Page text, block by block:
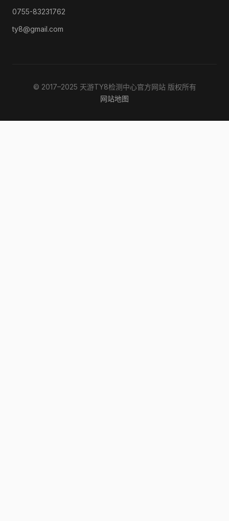
0755-83231762
ty8@gmail.com
© 2017–2025 天游TY8检测中心官方网站 版权所有
网站地图